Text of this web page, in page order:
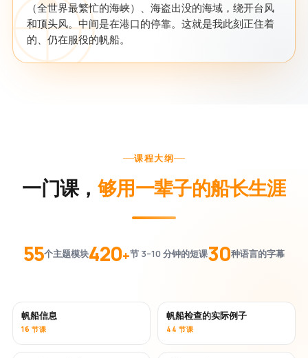
（全世界最繁忙的海峡）、海盗出没的海域，绕开台风
和顶头风。中间是在港口的停靠。这就是我此刻正住着
的、仍在服役的帆船。
课程大纲
一门课， 够用一辈子的船长生涯
55个主题模块420+节 3–10 分钟的短课30种语言的字幕
帆船信息
16 节课
帆船检查的实际例子
44 节课